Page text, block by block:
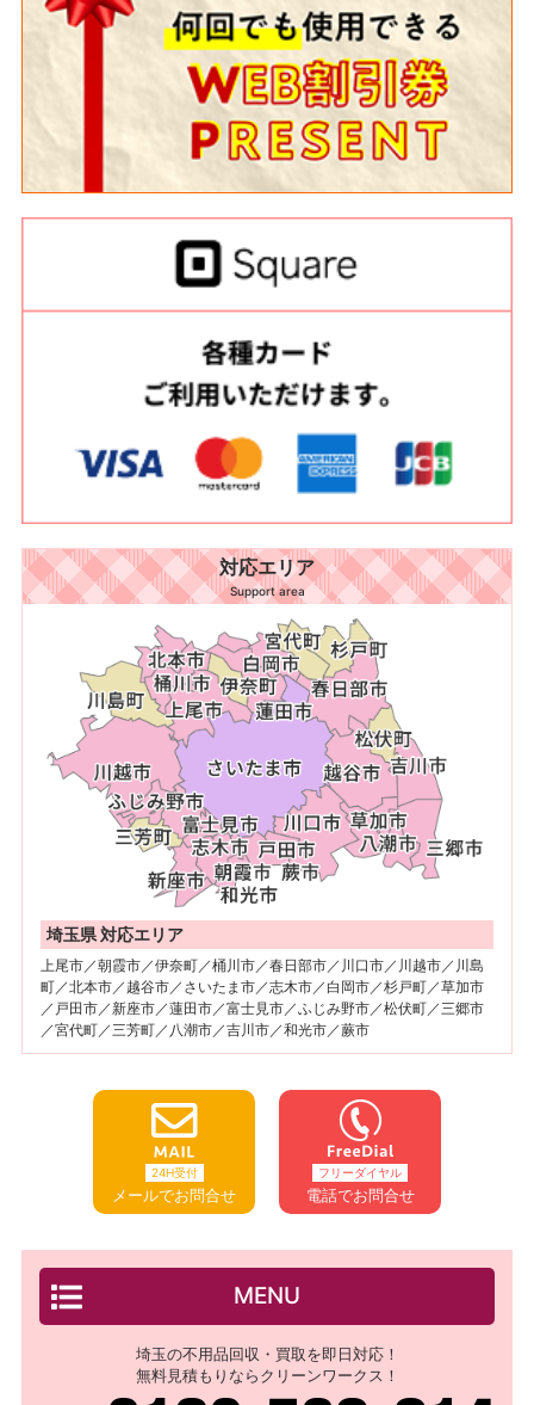
対応エリア
Support area
埼玉県 対応エリア
上尾市／朝霞市／伊奈町／桶川市／春日部市／川口市／川越市／川島
町／北本市／越谷市／さいたま市／志木市／白岡市／杉戸町／草加市
／戸田市／新座市／蓮田市／富士見市／ふじみ野市／松伏町／三郷市
／宮代町／三芳町／八潮市／吉川市／和光市／蕨市
24H受付
メールでお問合せ
フリーダイヤル
電話でお問合せ
MENU
埼玉の不用品回収・買取を即日対応！
無料見積もりならクリーンワークス！